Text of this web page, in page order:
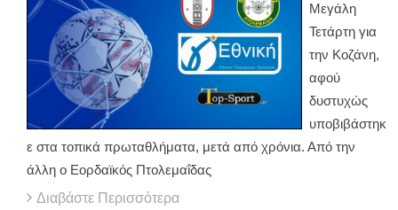
Μεγάλη
Τετάρτη για
την Κοζάνη,
αφού
δυστυχώς
υποβιβάστηκ
ε στα τοπικά πρωταθλήματα, μετά από χρόνια. Από την
άλλη ο Εορδαϊκός Πτολεμαΐδας
Διαβάστε Περισσότερα